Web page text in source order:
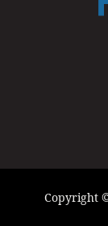
Copyright